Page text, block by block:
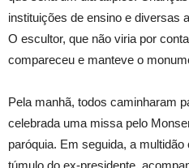
instituições de ensino e diversas
O escultor, que não viria por
compareceu e manteve o
Pela manhã, todos caminharam
celebrada uma missa pelo
paróquia. Em seguida, a
túmulo do ex-presidente,